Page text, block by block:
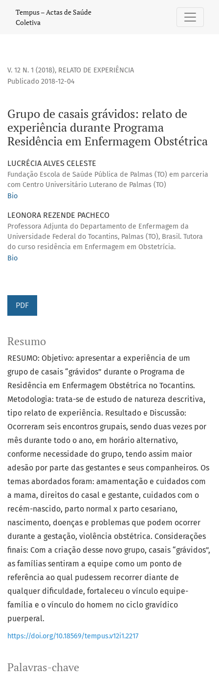
Grupo de casais grávidos: relato de experiência durante
Tempus – Actas de Saúde
Coletiva
V. 12 N. 1 (2018), RELATO DE EXPERIÊNCIA
Grupo de casais grávidos: relato de
experiência durante Programa
Residência em Enfermagem Obstétrica
Publicado 2018-12-04
LUCRÉCIA ALVES CELESTE
Fundação Escola de Saúde Pública de Palmas (TO) em parceria
com Centro Universitário Luterano de Palmas (TO)
Bio
LEONORA REZENDE PACHECO
Professora Adjunta do Departamento de Enfermagem da
Universidade Federal do Tocantins, Palmas (TO), Brasil. Tutora
do curso residência em Enfermagem em Obstetrícia.
Bio
PDF
Palavras-chave
Resumo
RESUMO: Objetivo: apresentar a experiência de um
grupo de casais “grávidos” durante o Programa de
Residência em Enfermagem Obstétrica no Tocantins.
Metodologia: trata-se de estudo de natureza descritiva,
tipo relato de experiência. Resultado e Discussão:
Ocorreram seis encontros grupais, sendo duas vezes por
mês durante todo o ano, em horário alternativo,
conforme necessidade do grupo, tendo assim maior
adesão por parte das gestantes e seus companheiros. Os
temas abordados foram: amamentação e cuidados com
a mama, direitos do casal e gestante, cuidados com o
recém-nascido, parto normal x parto cesariano,
nascimento, doenças e problemas que podem ocorrer
durante a gestação, violência obstétrica. Considerações
finais: Com a criação desse novo grupo, casais “grávidos”,
as famílias sentiram a equipe como um ponto de
referência ao qual pudessem recorrer diante de
qualquer dificuldade, fortaleceu o vínculo equipe-
família e o vínculo do homem no ciclo gravídico
puerperal.
https://doi.org/10.18569/tempus.v12i1.2217